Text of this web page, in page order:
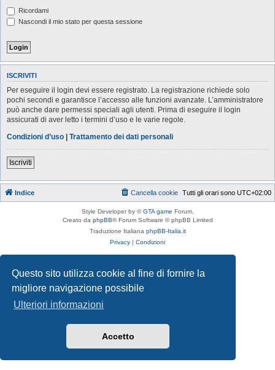
Questo sito utilizza cookie al fine di fornire la
migliore navigazione possibile
Ulteriori informazioni
Accetto
Ricordami
Nascondi il mio stato per questa sessione
ISCRIVITI
Per eseguire il login devi essere registrato. La registrazione richiede solo
pochi secondi e garantisce l’accesso alle funzioni avanzate. L’amministratore
può anche dare permessi speciali agli utenti. Prima di eseguire il login
assicurati di aver letto i termini d’uso e le varie regole.
Condizioni d’uso | Trattamento dei dati personali
Iscriviti
Indice Tutti gli orari sono UTC+02:00
Cancella cookie
Style Developer by ©GTA game Forum.
Creato da phpBB® Forum Software © phpBB Limited
Traduzione Italiana phpBB-Italia.it
Privacy | Condizioni